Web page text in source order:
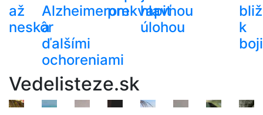
až
neskôr
Alzheimerom
a
ďalšími
ochoreniami
prekvapiť
hlavnou
úlohou
k
Vedelisteze.sk